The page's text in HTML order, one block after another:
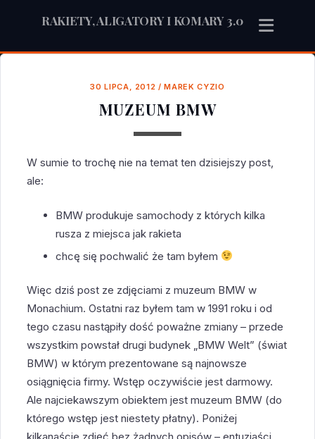
RAKIETY, ALIGATORY I KOMARY 3.0
30 LIPCA, 2012 /MAREK CYZIO
MUZEUM BMW
W sumie to trochę nie na temat ten dzisiejszy post,
ale:
BMW produkuje samochody z których kilka
rusza z miejsca jak rakieta
chcę się pochwalić że tam byłem
Więc dziś post ze zdjęciami z muzeum BMW w
Monachium. Ostatni raz byłem tam w 1991 roku i od
tego czasu nastąpiły dość poważne zmiany – przede
wszystkim powstał drugi budynek „BMW Welt” (świat
BMW) w którym prezentowane są najnowsze
osiągnięcia firmy. Wstęp oczywiście jest darmowy.
Ale najciekawszym obiektem jest muzeum BMW (do
którego wstęp jest niestety płatny). Poniżej